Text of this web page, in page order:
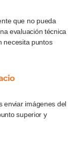
que no pueda
evaluación técnica
necesita puntos
enviar imágenes del
superior y